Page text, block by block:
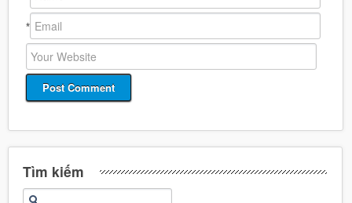
*
Tìm kiếm